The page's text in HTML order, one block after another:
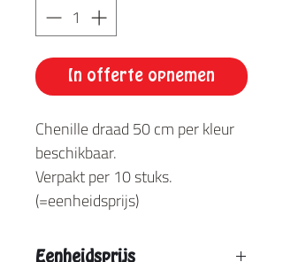
In offerte opnemen
Chenille draad 50 cm per kleur
beschikbaar.
Verpakt per 10 stuks.
(=eenheidsprijs)
Eenheidsprijs